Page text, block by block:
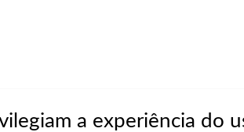
a experiência do